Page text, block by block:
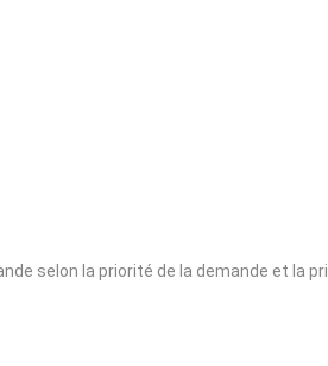
selon la priorité de la demande et la